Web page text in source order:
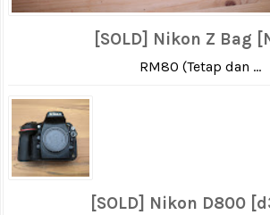
[SOLD] Nikon Z Bag
RM80 (Tetap dan ...
[SOLD] Nikon D800